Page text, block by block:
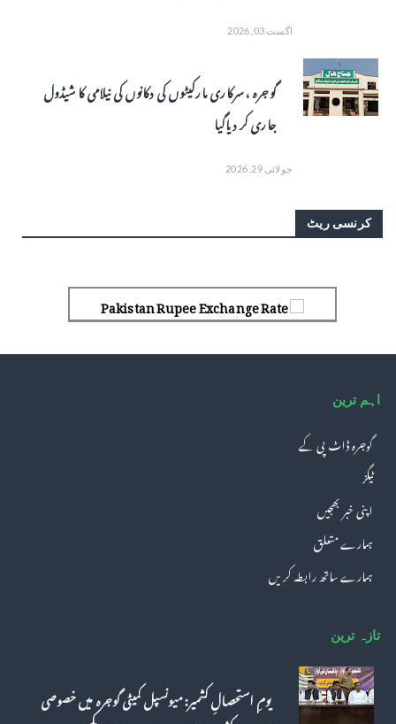
اگست 03, 2026
گوجرہ ، سرکاری مارکیٹوں کی دکانوں کی نیلامی کا شیڈول
جاری کر دیاگیا
جولائی 29, 2026
کرنسی ریٹ
Pakistan Rupee Exchange Rate
اہم ترین
گوجرہ ڈاٹ پی کے
ٹیگز
اپنی خبر بھجیں
ہمارے متعلق
ہمارے ساتھ رابطہ کریں
تازہ ترین
یومِ استحصالِ کشمیر: میونسپل کمیٹی گوجرہ میں خصوصی